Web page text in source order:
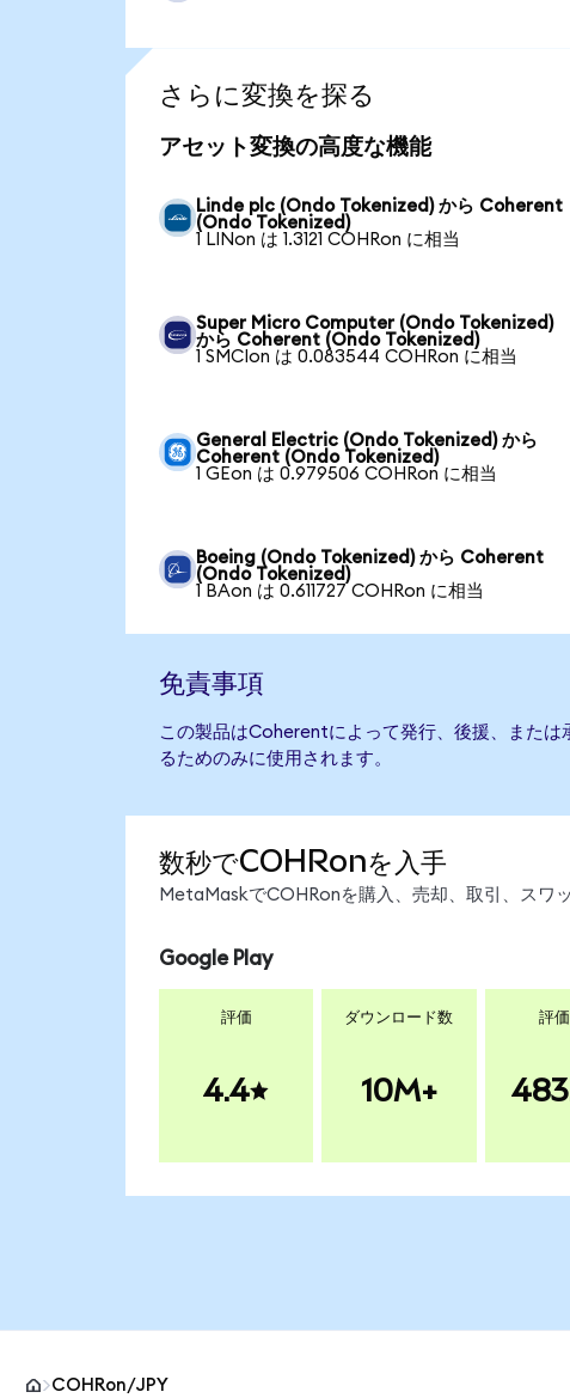
さらに変換を探る
アセット変換の高度な機能
Linde plc (Ondo Tokenized) から Coherent
(Ondo Tokenized)
1 LINon は 1.3121 COHRon に相当
Super Micro Computer (Ondo Tokenized)
から Coherent (Ondo Tokenized)
1 SMCIon は 0.083544 COHRon に相当
General Electric (Ondo Tokenized) から
Coherent (Ondo Tokenized)
1 GEon は 0.979506 COHRon に相当
Boeing (Ondo Tokenized) から Coherent
(Ondo Tokenized)
1 BAon は 0.611727 COHRon に相当
免責事項
この製品はCoherentによって発行、後援、また
るためのみに使用されます。
数秒でCOHRonを入手
MetaMaskでCOHRonを購入、売却、取引、スワ
Google Play
評価
4.4
ダウンロード数
10M+
評
COHRon/JPY